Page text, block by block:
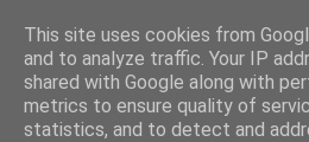
This site uses cookies from
and to analyze traffic. Your IP
shared with Google along with
metrics to ensure quality of
statistics, and to detect and